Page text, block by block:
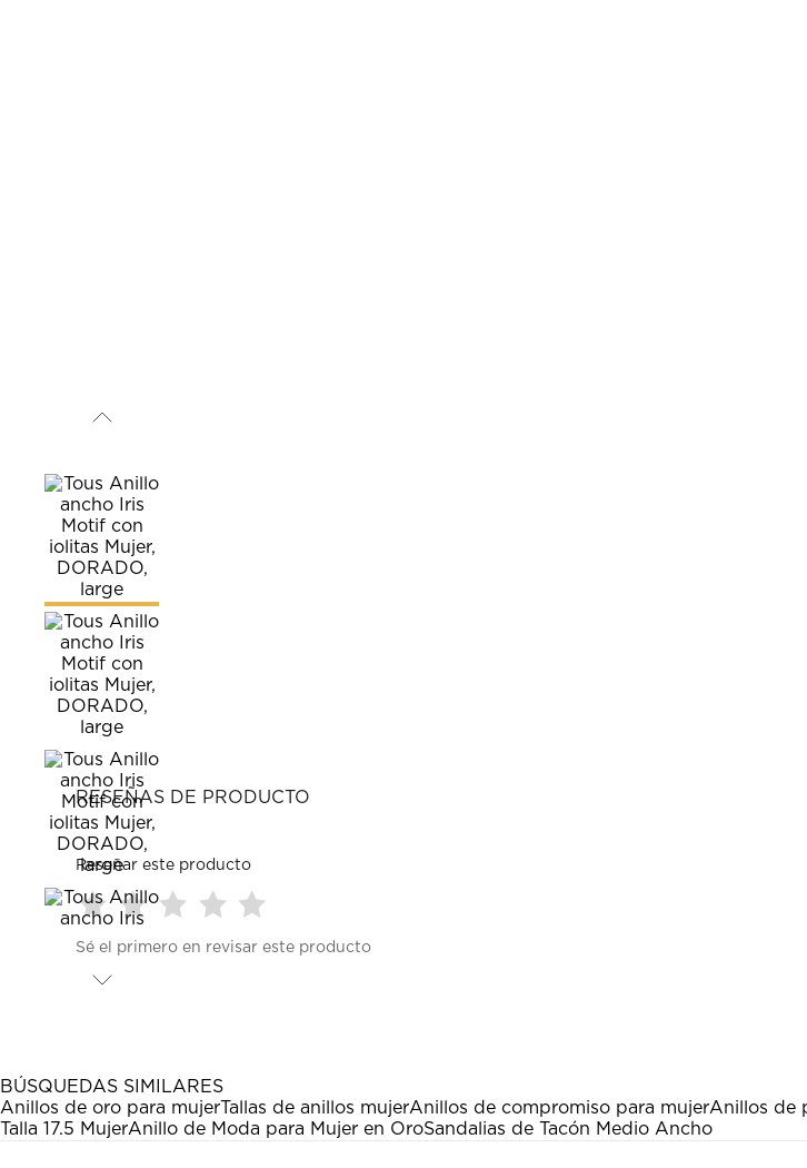
RESEÑAS DE PRODUCTO
Reseñar este producto
Seleccionar
para
calificar
estrella
Esta
acción
abrirá
Seleccionar
para
estrellas.
Esta
acción
abrirá
para
estrellas.
Esta
acción
abrirá
para
estrellas.
Esta
acción
abrirá
para
Esta
acción
abrirá
Sé el primero en revisar este producto
BÚSQUEDAS SIMILARES
Anillos de oro para mujerTallas de anillos mujerAnillos de compromiso para mujerAnillos de
Talla 17.5 MujerAnillo de Moda para Mujer en OroSandalias de Tacón Medio Ancho